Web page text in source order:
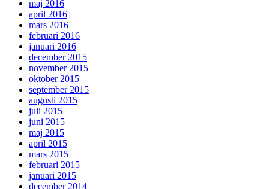
maj 2016
april 2016
mars 2016
februari 2016
januari 2016
december 2015
november 2015
oktober 2015
september 2015
augusti 2015
juli 2015
juni 2015
maj 2015
april 2015
mars 2015
februari 2015
januari 2015
december 2014